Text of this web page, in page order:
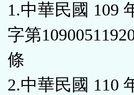
按
鈕
區
1.中華民國 109
字第
條
2.中華民國 110